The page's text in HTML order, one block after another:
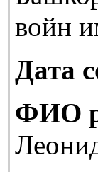
войн
Дата
ФИО